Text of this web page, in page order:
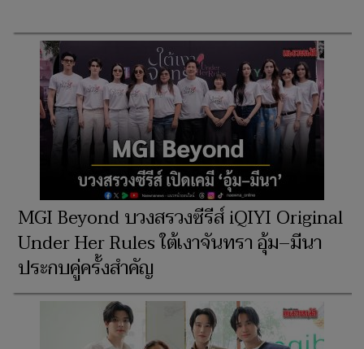
MGI Beyond บวงสรวงซีรีส์ iQIYI Original
Under Her Rules ใต้เงาจันทรา อุ้ม–มีนา
ประกบคู่ครั้งสำคัญ